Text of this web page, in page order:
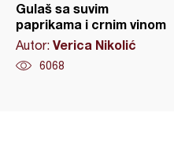
Gulaš sa suvim
paprikama i crnim vinom
Autor: Verica Nikolić
6068